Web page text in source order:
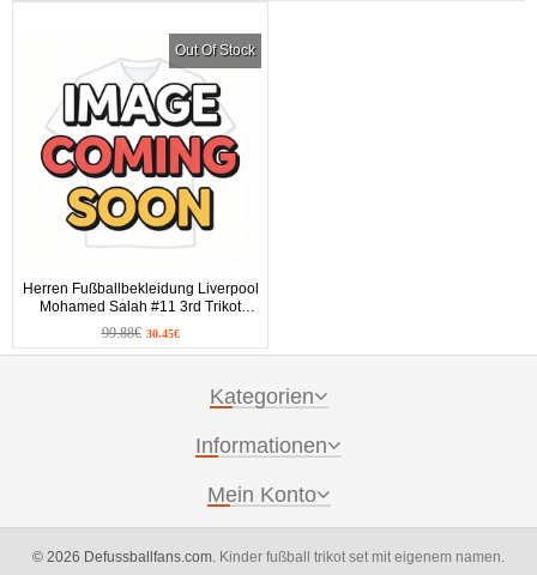
Out Of Stock
Herren Fußballbekleidung Liverpool
Mohamed Salah #11 3rd Trikot
2026-27 Kurzarm
99.88€ 30.45€
Kategorien
Informationen
Mein Konto
© 2026 Defussballfans.com. Kinder fußball trikot set mit eigenem namen